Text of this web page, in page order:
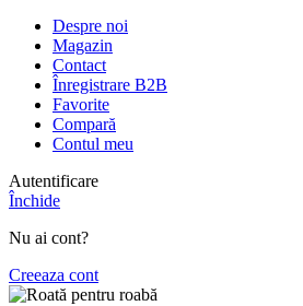
Despre noi
Magazin
Contact
Înregistrare B2B
Favorite
Compară
Contul meu
Autentificare
Închide
Nu ai cont?
Creeaza cont